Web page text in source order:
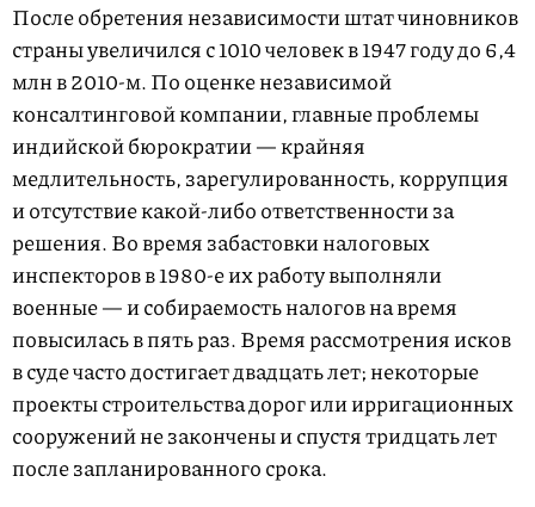
После обретения независимости штат чиновников
страны увеличился с 1010 человек в 1947 году до 6,4
млн в 2010-м. По оценке независимой
консалтинговой компании, главные проблемы
индийской бюрократии — крайняя
медлительность, зарегулированность, коррупция
и отсутствие какой-либо ответственности за
решения. Во время забастовки налоговых
инспекторов в 1980-е их работу выполняли
военные — и собираемость налогов на время
повысилась в пять раз. Время рассмотрения исков
в суде часто достигает двадцать лет; некоторые
проекты строительства дорог или ирригационных
сооружений не закончены и спустя тридцать лет
после запланированного срока.